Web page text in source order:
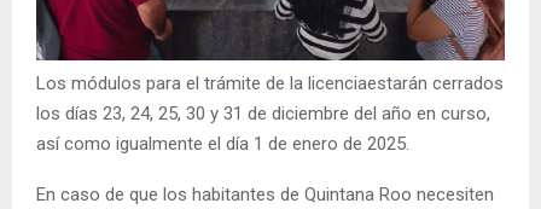
Los módulos para el trámite de la licenciaestarán cerrados
los días 23, 24, 25, 30 y 31 de diciembre del año en curso,
así como igualmente el día 1 de enero de 2025.
En caso de que los habitantes de Quintana Roo necesiten